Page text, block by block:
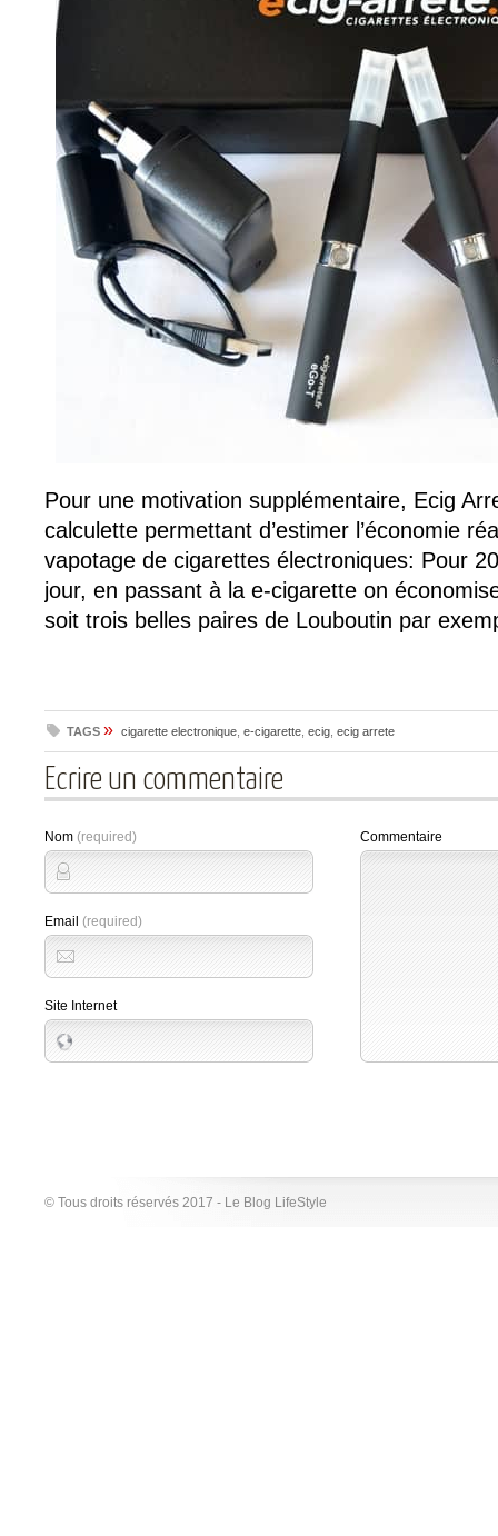
Pour une motivation supplémentaire, Ecig
calculette permettant d’estimer l’économie
vapotage de cigarettes électroniques: Pour
jour, en passant à la e-cigarette on
soit trois belles paires de Louboutin par
TAGS » cigarette electronique e-cigarette ecig ecig arrete
Ecrire un commentaire
Nom (required)
Email (required)
Site Internet
Commentaire
© Tous droits réservés 2017 - Le Blog LifeStyle